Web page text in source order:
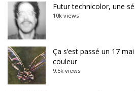
Futur technicolor, une
10k views
Ça s’est passé un 17
couleur
9.5k views